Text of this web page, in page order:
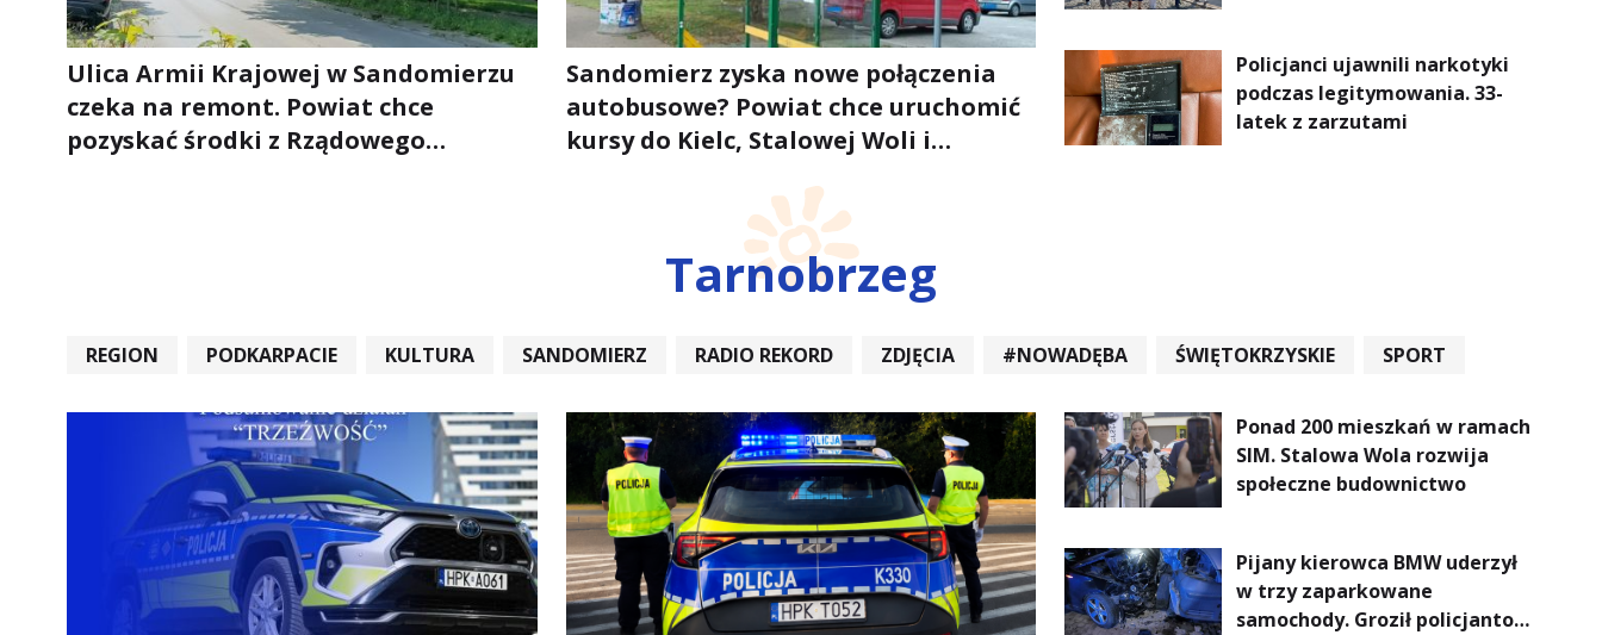
Ulica Armii Krajowej w Sandomierzu
czeka na remont. Powiat chce
pozyskać środki z Rządowego
Sandomierz zyska nowe połączenia
autobusowe? Powiat chce uruchomić
kursy do Kielc, Stalowej Woli i
Policjanci ujawnili narkotyki
podczas legitymowania. 33-
latek z zarzutami
Tarnobrzeg
REGION PODKARPACIE KULTURA SANDOMIERZ RADIO REKORD ZDJĘCIA #NOWADĘBA ŚWIĘTOKRZYSKIE
SPORT
Ponad 200 mieszkań w ramach
SIM. Stalowa Wola rozwija
społeczne budownictwo
Pijany kierowca BMW uderzył
w trzy zaparkowane
samochody. Groził policjantom